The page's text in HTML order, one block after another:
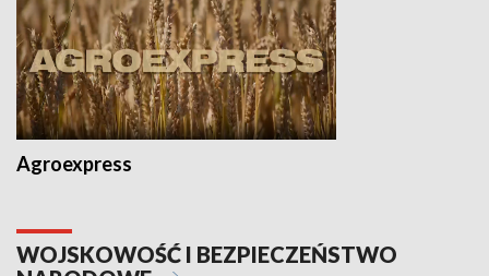
Agroexpress
WOJSKOWOŚĆ I BEZPIECZEŃSTWO